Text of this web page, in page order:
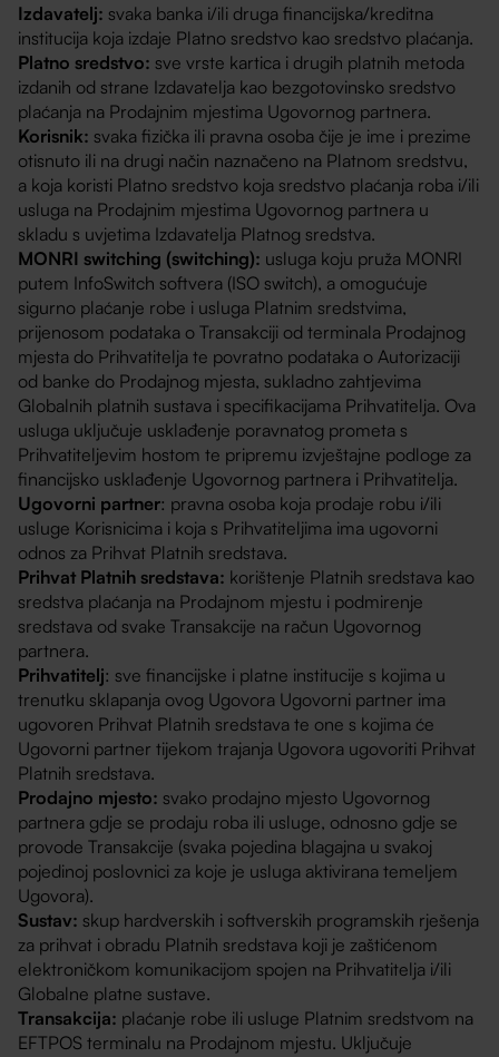
Izdavatelj: svaka banka i/ili druga financijska/kreditna
institucija koja izdaje Platno sredstvo kao sredstvo plaćanja.
Platno sredstvo: sve vrste kartica i drugih platnih metoda
izdanih od strane Izdavatelja kao bezgotovinsko sredstvo
plaćanja na Prodajnim mjestima Ugovornog partnera.
Korisnik: svaka fizička ili pravna osoba čije je ime i prezime
otisnuto ili na drugi način naznačeno na Platnom sredstvu,
a koja koristi Platno sredstvo koja sredstvo plaćanja roba i/ili
usluga na Prodajnim mjestima Ugovornog partnera u
skladu s uvjetima Izdavatelja Platnog sredstva.
MONRI switching (switching): usluga koju pruža MONRI
putem InfoSwitch softvera (ISO switch), a omogućuje
sigurno plaćanje robe i usluga Platnim sredstvima,
prijenosom podataka o Transakciji od terminala Prodajnog
mjesta do Prihvatitelja te povratno podataka o Autorizaciji
od banke do Prodajnog mjesta, sukladno zahtjevima
Globalnih platnih sustava i specifikacijama Prihvatitelja. Ova
usluga uključuje usklađenje poravnatog prometa s
Prihvatiteljevim hostom te pripremu izvještajne podloge za
financijsko usklađenje Ugovornog partnera i Prihvatitelja.
Ugovorni partner: pravna osoba koja prodaje robu i/ili
usluge Korisnicima i koja s Prihvatiteljima ima ugovorni
odnos za Prihvat Platnih sredstava.
Prihvat Platnih sredstava: korištenje Platnih sredstava kao
sredstva plaćanja na Prodajnom mjestu i podmirenje
sredstava od svake Transakcije na račun Ugovornog
partnera.
Prihvatitelj: sve financijske i platne institucije s kojima u
trenutku sklapanja ovog Ugovora Ugovorni partner ima
ugovoren Prihvat Platnih sredstava te one s kojima će
Ugovorni partner tijekom trajanja Ugovora ugovoriti Prihvat
Platnih sredstava.
Prodajno mjesto: svako prodajno mjesto Ugovornog
partnera gdje se prodaju roba ili usluge, odnosno gdje se
provode Transakcije (svaka pojedina blagajna u svakoj
pojedinoj poslovnici za koje je usluga aktivirana temeljem
Ugovora).
Sustav:skup hardverskih i softverskih programskih rješenja
za prihvat i obradu Platnih sredstava koji je zaštićenom
elektroničkom komunikacijom spojen na Prihvatitelja i/ili
Globalne platne sustave.
Transakcija: plaćanje robe ili usluge Platnim sredstvom na
EFTPOS terminalu na Prodajnom mjestu. Uključuje